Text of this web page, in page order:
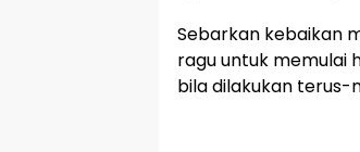
Sebarkan kebaikan
ragu untuk memulai
bila dilakukan terus-